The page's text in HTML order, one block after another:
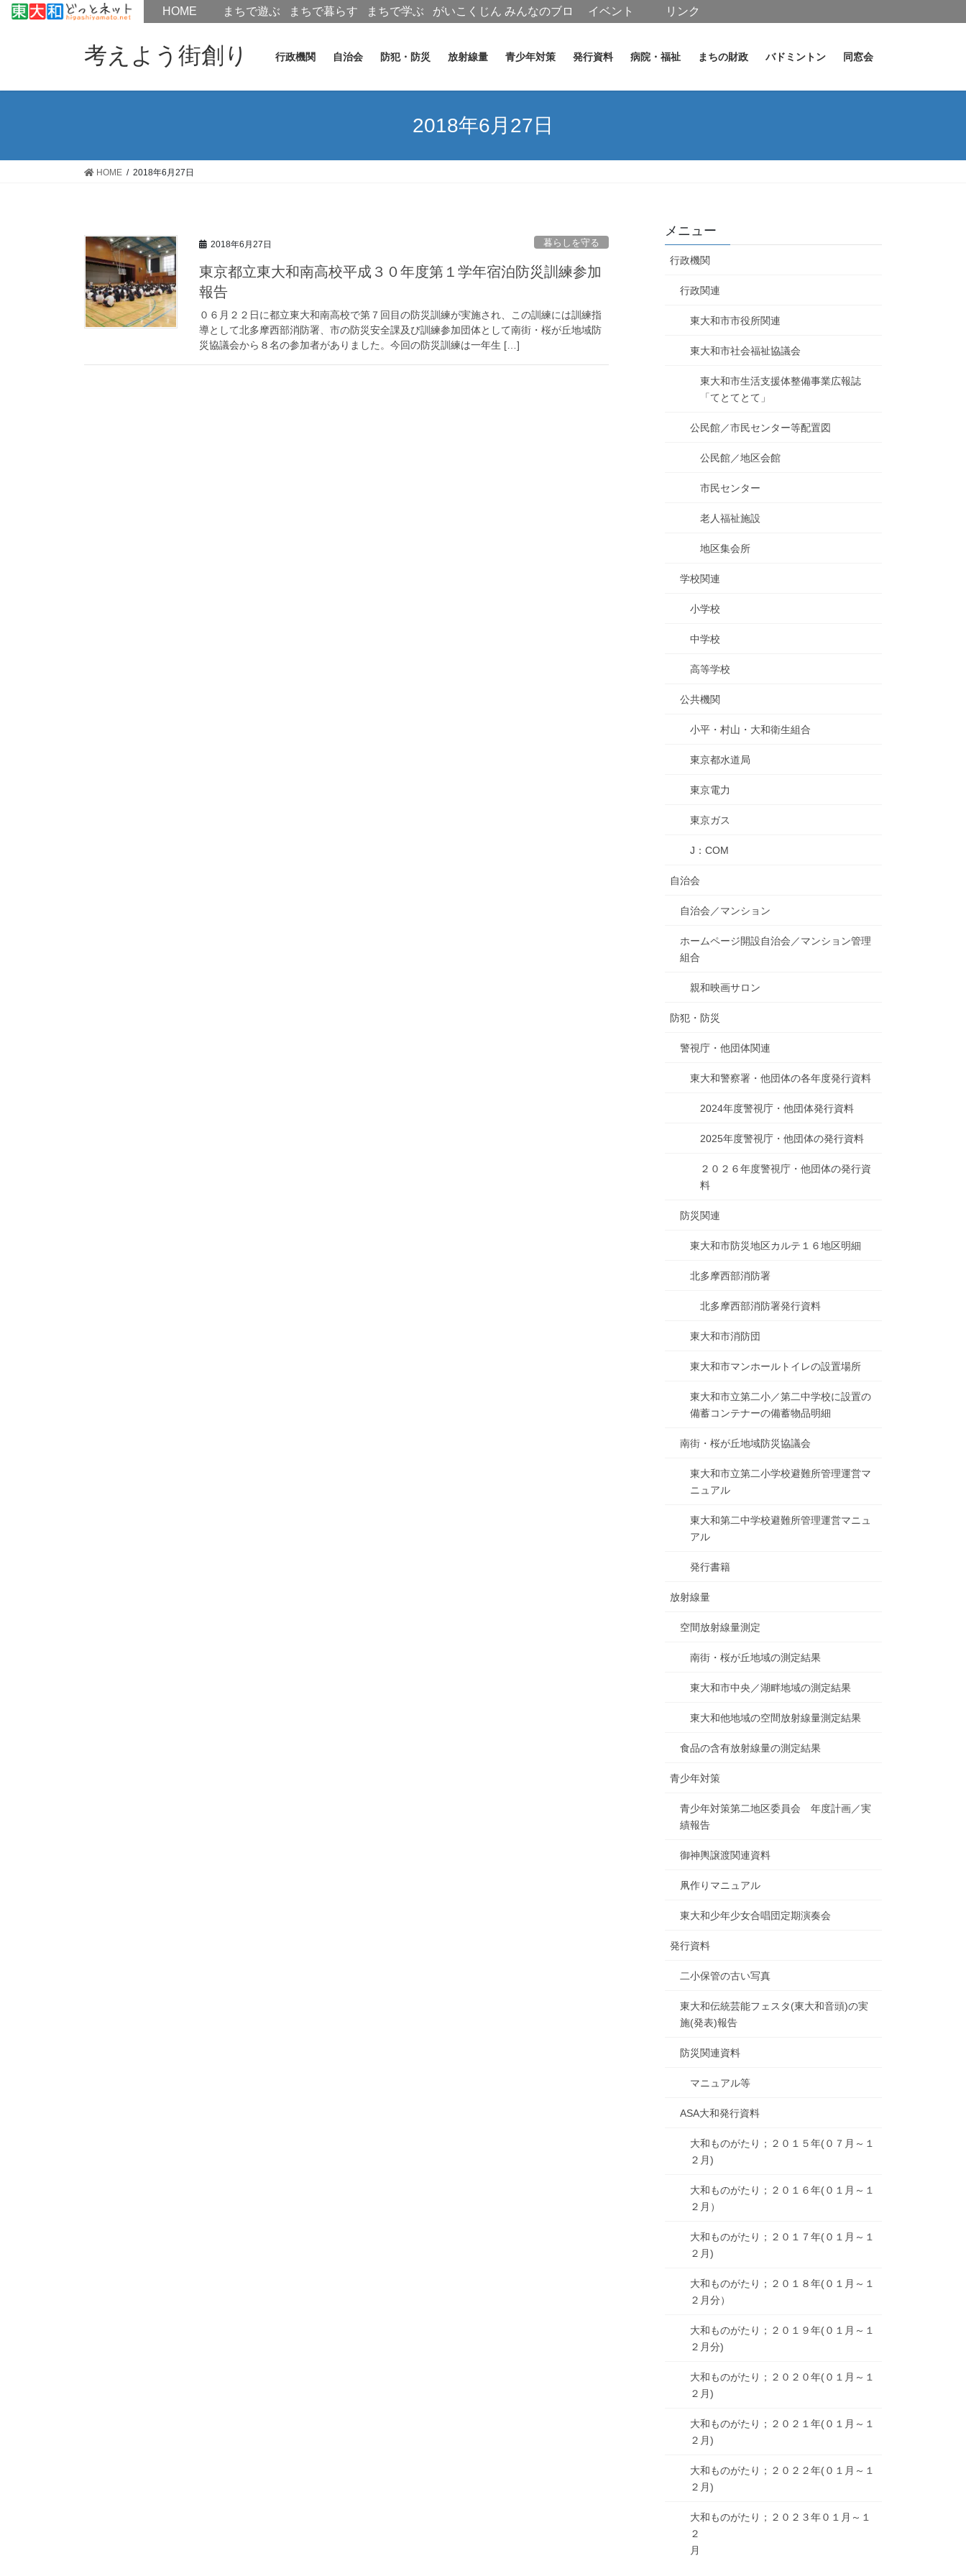
考えよう街創り 行政機関 自治会 防犯・防災 放射線量 青少年対策 発行資料 病院・福祉 まちの財政 バドミントン 同窓会
2018年6月27日
HOME 2018年6月27日
2018年6月27日 暮らしを守る
東京都立東大和南高校平成３０年度第１学年宿泊防災訓練参加
報告
０６月２２日に都立東大和南高校で第７回目の防災訓練が実施され、この訓練には訓練指
導として北多摩西部消防署、市の防災安全課及び訓練参加団体として南街・桜が丘地域防
災協議会から８名の参加者がありました。今回の防災訓練は一年生 […]
メニュー
行政機関
行政関連
東大和市市役所関連
東大和市社会福祉協議会
東大和市生活支援体整備事業広報誌
「てとてとて」
公民館／市民センター等配置図
公民館／地区会館
市民センター
老人福祉施設
地区集会所
学校関連
小学校
中学校
高等学校
公共機関
小平・村山・大和衛生組合
東京都水道局
東京電力
東京ガス
J：COM
自治会
自治会／マンション
ホームページ開設自治会／マンション管理
組合
親和映画サロン
防犯・防災
警視庁・他団体関連
東大和警察署・他団体の各年度発行資料
2024年度警視庁・他団体発行資料
2025年度警視庁・他団体の発行資料
２０２６年度警視庁・他団体の発行資
料
防災関連
東大和市防災地区カルテ１６地区明細
北多摩西部消防署
北多摩西部消防署発行資料
東大和市消防団
東大和市マンホールトイレの設置場所
東大和市立第二小／第二中学校に設置の
備蓄コンテナーの備蓄物品明細
南街・桜が丘地域防災協議会
東大和市立第二小学校避難所管理運営マ
ニュアル
東大和第二中学校避難所管理運営マニュ
アル
発行書籍
放射線量
空間放射線量測定
南街・桜が丘地域の測定結果
東大和市中央／湖畔地域の測定結果
東大和他地域の空間放射線量測定結果
食品の含有放射線量の測定結果
青少年対策
青少年対策第二地区委員会 年度計画／実
績報告
御神輿譲渡関連資料
凧作りマニュアル
東大和少年少女合唱団定期演奏会
発行資料
二小保管の古い写真
東大和伝統芸能フェスタ(東大和音頭)の実
施(発表)報告
防災関連資料
マニュアル等
ASA大和発行資料
大和ものがたり；２０１５年(０７月～１
２月)
大和ものがたり；２０１６年(０１月～１
２月）
大和ものがたり；２０１７年(０１月～１
２月)
大和ものがたり；２０１８年(０１月～１
２月分）
大和ものがたり；２０１９年(０１月～１
２月分)
大和ものがたり；２０２０年(０１月～１
２月)
大和ものがたり；２０２１年(０１月～１
２月)
大和ものがたり；２０２２年(０１月～１
２月)
大和ものがたり；２０２３年０１月～１
２
月
HOMEHOME まちで遊ぶ まちで暮らす まちで学ぶ がいこくじん みんなのブロ
イベント リンク